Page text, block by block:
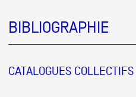
BIBLIOGRAPHIE
CATALOGUES COLLECTIFS